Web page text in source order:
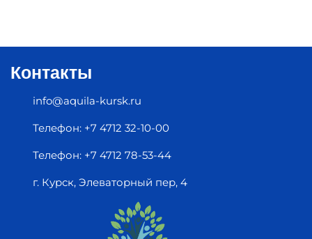
Контакты
info@aquila-kursk.ru
Телефон: +7 4712 32-10-00
Телефон: +7 4712 78-53-44
г. Курск, Элеваторный пер, 4